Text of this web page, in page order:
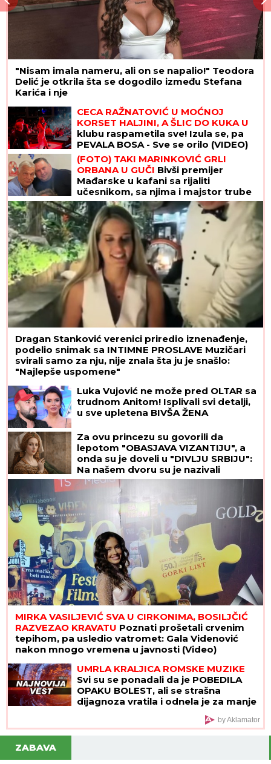
"Nisam imala nameru, ali on se napalio!" Teodora
Delić je otkrila šta se dogodilo između Stefana
Karića i nje
CECA RAŽNATOVIĆ U MOĆNOJ
KORSET HALJINI, A ŠLIC DO KUKA U
klubu raspametila sve! Izula se, pa
PEVALA BOSA - Sve se orilo (VIDEO)
(FOTO) TAKI MARINKOVIĆ GRLI
ORBANA U GUČI Bivši premijer
Mađarske u kafani sa rijaliti
učesnikom, sa njima i majstor trube
Dragan Stanković verenici priredio iznenađenje,
podelio snimak sa INTIMNE PROSLAVE Muzičari
svirali samo za nju, nije znala šta ju je snašlo:
"Najlepše uspomene"
Luka Vujović ne može pred OLTAR sa
trudnom Anitom! Isplivali svi detalji,
u sve upletena BIVŠA ŽENA
Za ovu princezu su govorili da
lepotom "OBASJAVA VIZANTIJU", a
onda su je doveli u "DIVLJU SRBIJU":
Na našem dvoru su je nazivali
"ŠUGAVOM" I "GREŠNOM", a onda su
je proterali GOLU I BOSU
MIRKA VASILJEVIĆ SVA U CIRKONIMA, BOSILJČIĆ
RAZVEZAO KRAVATU Poznati prošetali crvenim
tepihom, pa usledio vatromet: Gala Videnović
nakon mnogo vremena u javnosti (Video)
UMRLA KRALJICA ROMSKE MUZIKE
Svi su se ponadali da je POBEDILA
OPAKU BOLEST, ali se strašna
dijagnoza vratila i odnela je za manje
by Aklamator
ZABAVA